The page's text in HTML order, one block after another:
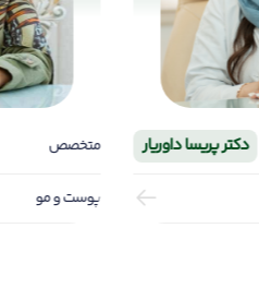
دکتر پریسا داوریار متخصص
پوست و مو